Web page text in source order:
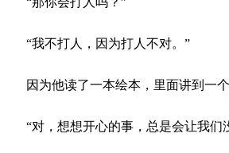
“我不打人，因为打人不对。”
因为他读了一本绘本，里面讲到一
“对，想想开心的事，总是会让我们